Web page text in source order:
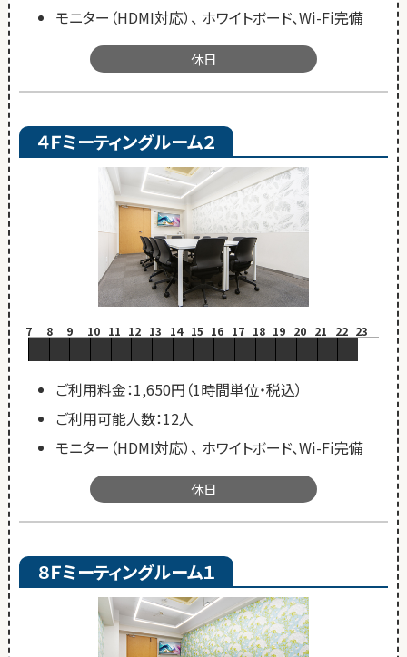
モニター（HDMI対応）、 ホワイトボード、Wi-Fi完備
休日
４Ｆミーティングルーム２
7 8 9 10 11 12 13 14 15 16 17 18 19 20 21 22 23
ご利用料金：1,650円（1時間単位・税込）
ご利用可能人数：12人
モニター（HDMI対応）、 ホワイトボード、Wi-Fi完備
休日
８Ｆミーティングルーム１